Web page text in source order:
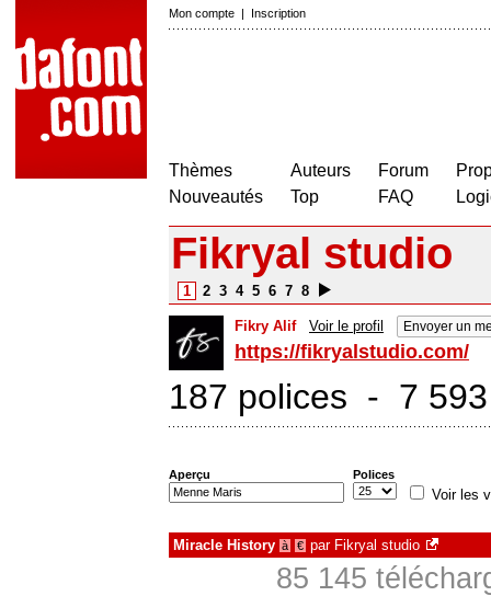
Mon compte | Inscription
Thèmes
Nouveautés
Auteurs
Top
Forum
FAQ
Fikryal studio
1 2 3 4 5 6 7 8
Fikry Alif Voir le profil Envoyer un
https://fikryalstudio.com/
187 polices - 7
Aperçu Polices
Voir les
Miracle History à € par Fikryal studio
85 145